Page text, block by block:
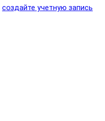
создайте учетную запись